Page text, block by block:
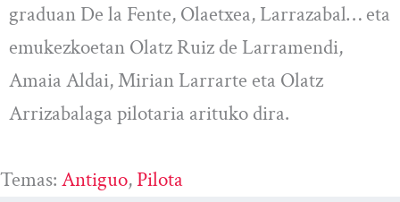
graduan De la Fente, Olaetxea, Larrazabal… eta
emukezkoetan Olatz Ruiz de Larramendi,
Amaia Aldai, Mirian Larrarte eta Olatz
Arrizabalaga pilotaria arituko dira.
Temas: Antiguo, Pilota